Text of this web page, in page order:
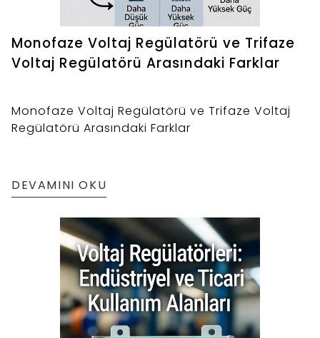
Monofaze Voltaj Regülatörü ve Trifaze
Voltaj Regülatörü Arasındaki Farklar
Monofaze Voltaj Regülatörü ve Trifaze Voltaj
Regülatörü Arasındaki Farklar
DEVAMINI OKU